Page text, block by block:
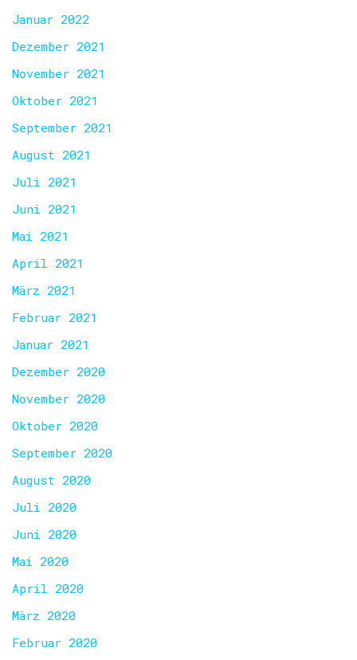
Januar 2022
Dezember 2021
November 2021
Oktober 2021
September 2021
August 2021
Juli 2021
Juni 2021
Mai 2021
April 2021
März 2021
Februar 2021
Januar 2021
Dezember 2020
November 2020
Oktober 2020
September 2020
August 2020
Juli 2020
Juni 2020
Mai 2020
April 2020
März 2020
Februar 2020